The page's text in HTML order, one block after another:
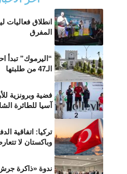
انطلاق فعاليات
المفرق
“اليرموك” تبدأ
الـ47 من طلبتها
فضية وبرونزية
آسيا للطائرة
تركيا: اتفاقية
وباكستان لا
ندوة «ذاكرة